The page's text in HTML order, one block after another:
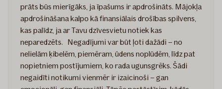
prāts būs mierīgāks, ja īpašums ir apdrošināts. Mājokļa
apdrošināšana kalpo kā finansiālais drošības spilvens,
kas palīdz, ja ar Tavu dzīvesvietu notiek kas
neparedzēts. Negadījumi var būt ļoti dažādi – no
nelielām ķibelēm, piemēram, ūdens noplūdēm, līdz pat
nopietniem postījumiem, ko rada ugunsgrēks. Šādi
negaidīti notikumi vienmēr ir izaicinoši – gan